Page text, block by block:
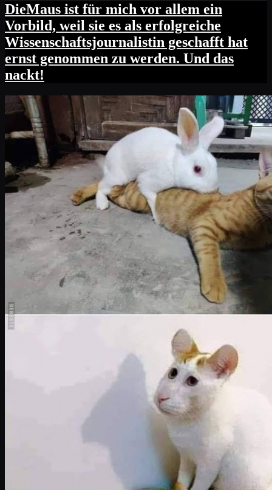
DieMaus ist für mich vor allem ein
Vorbild, weil sie es als erfolgreiche
Wissenschaftsjournalistin geschafft hat
ernst genommen zu werden. Und das
nackt!